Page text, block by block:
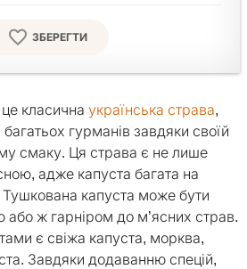
ЗБЕРЕГТИ
класична українська страва,
гурманів завдяки своїй
смаку. Ця страва є не лише
адже капуста багата на
Тушкована капуста може бути
або ж гарніром до м’ясних страв.
є свіжа капуста, морква,
Завдяки додаванню спецій,